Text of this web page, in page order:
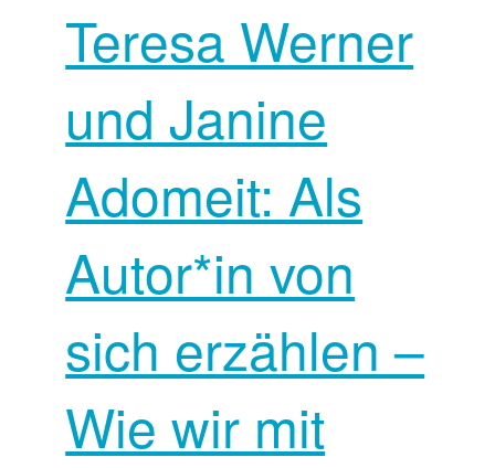
Teresa Werner
und Janine
Adomeit: Als
Autor*in von
sich erzählen –
Wie wir mit